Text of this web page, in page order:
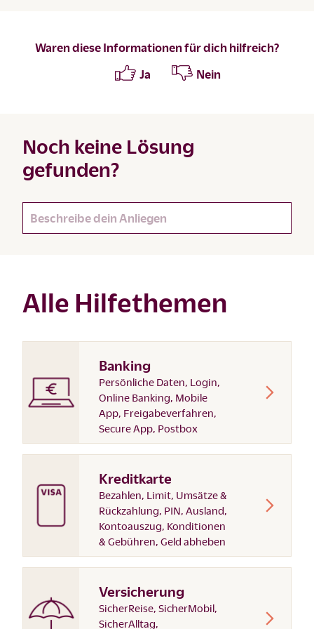
Waren diese Informationen für dich hilfreich?
Ja
Nein
Noch keine Lösung
gefunden?
Alle Hilfethemen
Banking
Persönliche Daten, Login,
Online Banking, Mobile
App, Freigabeverfahren,
Secure App, Postbox
Kreditkarte
Bezahlen, Limit, Umsätze &
Rückzahlung, PIN, Ausland,
Kontoauszug, Konditionen
& Gebühren, Geld abheben
Versicherung
SicherReise, SicherMobil,
SicherAlltag,